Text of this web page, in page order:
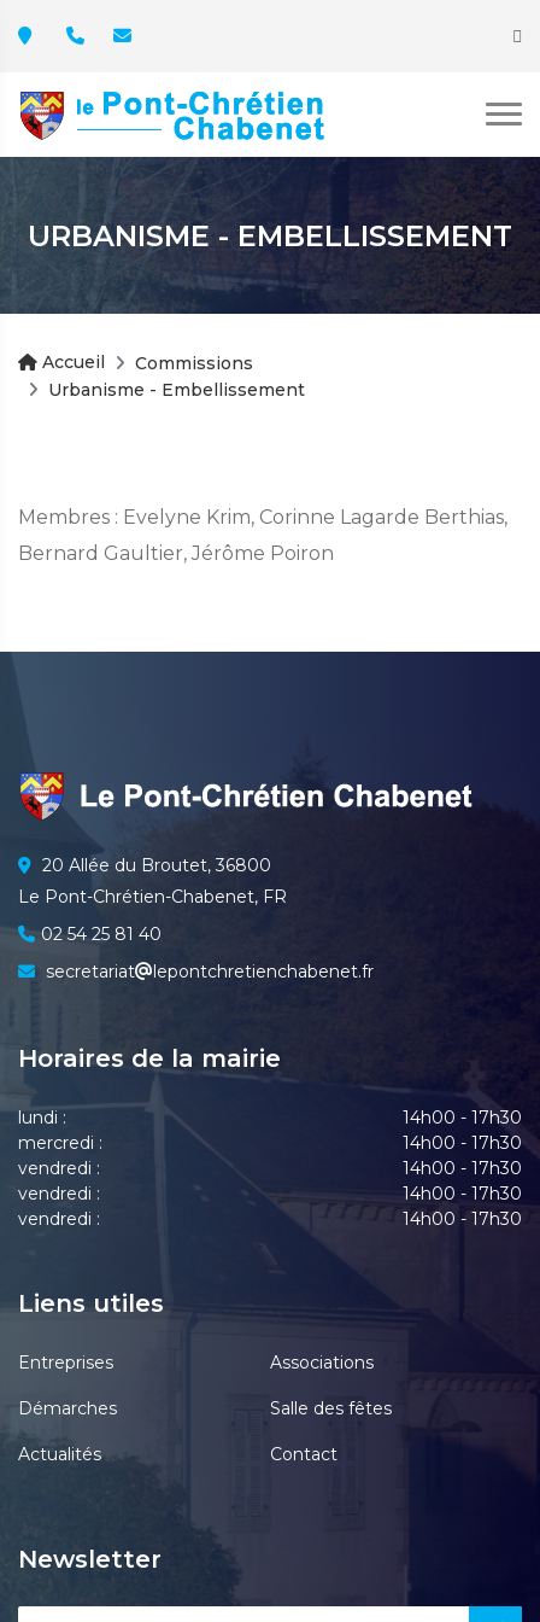
URBANISME - EMBELLISSEMENT
Accueil
Commissions
Urbanisme - Embellissement
Membres : Evelyne Krim, Corinne Lagarde Berthias,
Bernard Gaultier, Jérôme Poiron
20 Allée du Broutet, 36800
Le Pont-Chrétien-Chabenet, FR
02 54 25 81 40
secretariat
lepontchretienchabenet.fr
Horaires de la mairie
lundi :
14h00 - 17h30
mercredi :
14h00 - 17h30
vendredi :
14h00 - 17h30
vendredi :
14h00 - 17h30
vendredi :
14h00 - 17h30
Liens utiles
Entreprises Associations
Démarches Salle des fêtes
Actualités Contact
Newsletter